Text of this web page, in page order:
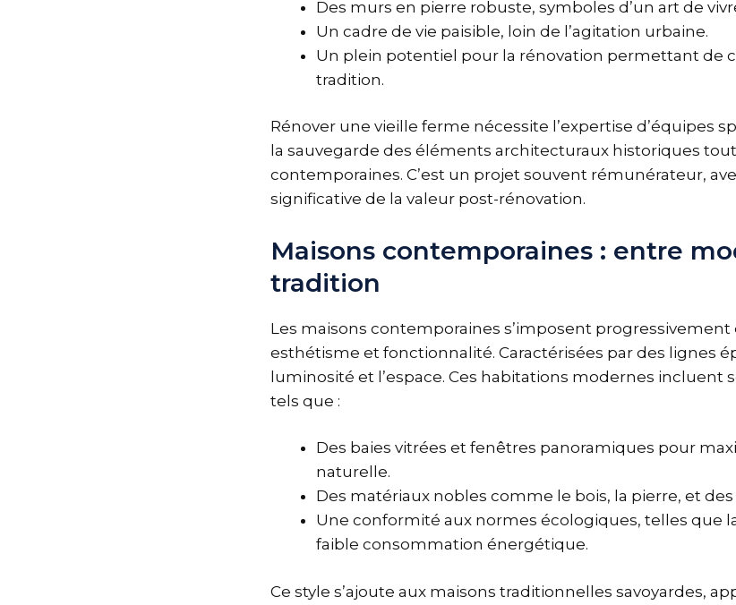
Des murs en pierre robuste, symboles d’un art de
Un cadre de vie paisible, loin de l’agitation urbaine.
Un plein potentiel pour la rénovation permettant de
tradition.
Rénover une vieille ferme nécessite l’expertise d’équipes
la sauvegarde des éléments architecturaux historiques
contemporaines. C’est un projet souvent rémunérateur,
significative de la valeur post-rénovation.
Maisons contemporaines : entre
tradition
Les maisons contemporaines s’imposent progressivement
esthétisme et fonctionnalité. Caractérisées par des lignes
luminosité et l’espace. Ces habitations modernes incluent
tels que :
Des baies vitrées et fenêtres panoramiques pour
naturelle.
Des matériaux nobles comme le bois, la pierre, et
Une conformité aux normes écologiques, telles que
faible consommation énergétique.
Ce style s’ajoute aux maisons traditionnelles savoyardes,